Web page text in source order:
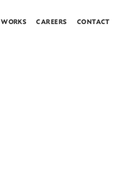
WORKS CAREERS CONTACT